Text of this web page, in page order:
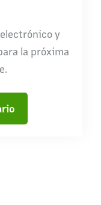
y
la próxima